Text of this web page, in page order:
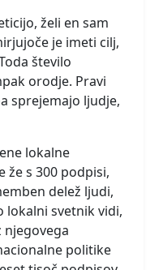
želi en sam
je imeti cilj,
število
orodje. Pravi
sprejemajo ljudje,
lokalne
že s 300 podpisi,
delež ljudi,
lokalni svetnik vidi,
njegovega
politike